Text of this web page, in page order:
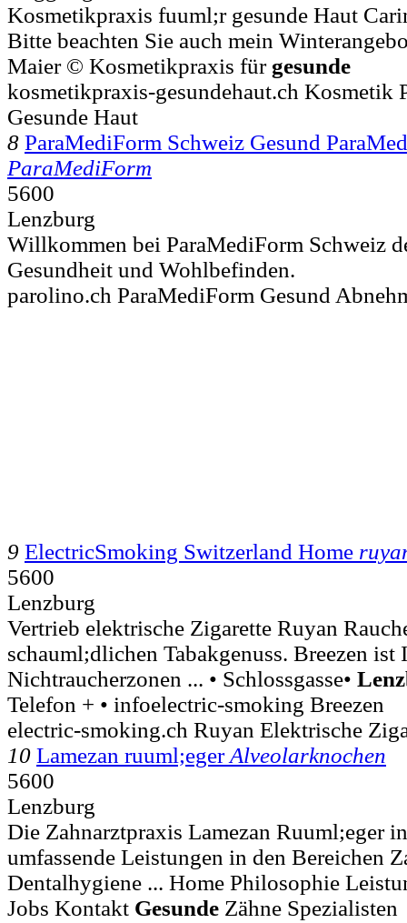
Kosmetikpraxis fuuml;r gesunde Haut
Bitte beachten Sie auch mein
Maier © Kosmetikpraxis für gesunde
kosmetikpraxis-gesundehaut.ch Kosmetik
Gesunde Haut
8 ParaMediForm Schweiz Gesund
ParaMediForm
5600
Lenzburg
Willkommen bei ParaMediForm Schweiz
Gesundheit und Wohlbefinden.
parolino.ch ParaMediForm Gesund
9 ElectricSmoking Switzerland Home
5600
Lenzburg
Vertrieb elektrische Zigarette Ruyan
schauml;dlichen Tabakgenuss. Breezen ist
Nichtraucherzonen ... • Schlossgasse•
Telefon + • infoelectric-smoking Breezen
electric-smoking.ch Ruyan Elektrische
10 Lamezan ruuml;egerAlveolarknochen
5600
Lenzburg
Die Zahnarztpraxis Lamezan Ruuml;eger
umfassende Leistungen in den Bereichen
Dentalhygiene ... Home Philosophie
Jobs Kontakt Gesunde Zähne Spezialisten